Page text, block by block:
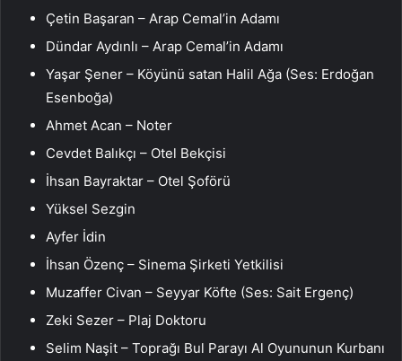
Çetin Başaran – Arap Cemal’in Adamı
Dündar Aydınlı – Arap Cemal’in Adamı
Yaşar Şener – Köyünü satan Halil Ağa (Ses: Erdoğan
Esenboğa)
Ahmet Acan – Noter
Cevdet Balıkçı – Otel Bekçisi
İhsan Bayraktar – Otel Şoförü
Yüksel Sezgin
Ayfer İdin
İhsan Özenç – Sinema Şirketi Yetkilisi
Muzaffer Civan – Seyyar Köfte (Ses: Sait Ergenç)
Zeki Sezer – Plaj Doktoru
Selim Naşit – Toprağı Bul Parayı Al Oyununun Kurbanı